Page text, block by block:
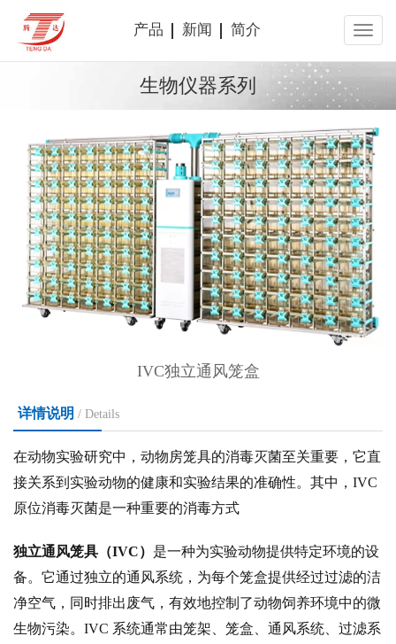
产品 新闻 简介
生物仪器系列
IVC独立通风笼盒
详情说明 / Details
在动物实验研究中，动物房笼具的消毒灭菌至关重要，它直
接关系到实验动物的健康和实验结果的准确性。其中， IVC
原位消毒灭菌是一种重要的消毒方式
独立通风笼具（IVC） 是一种为实验动物提供特定环境的设
备。它通过独立的通风系统，为每个笼盒提供经过过滤的洁
净空气，同时排出废气，有效地控制了动物饲养环境中的微
生物污染。 IVC 系统通常由笼架、笼盒、通风系统、过滤系